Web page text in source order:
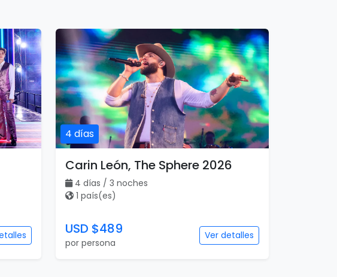
4 días
Carin León, The Sphere 2026
4 días / 3 noches
1 país(es)
USD $489
por persona
Ver detalles